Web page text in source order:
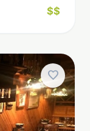
$$
favorite